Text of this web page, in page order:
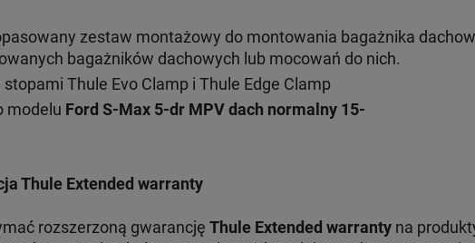
zestaw montażowy do montowania bagażnika
bagażników dachowych lub mocowań do nich.
Thule Evo Clamp i Thule Edge Clamp
modelu Ford S-Max 5-dr MPV dach normalny 15-
Thule Extended warranty
rozszerzoną gwarancję Thule Extended warrantyna